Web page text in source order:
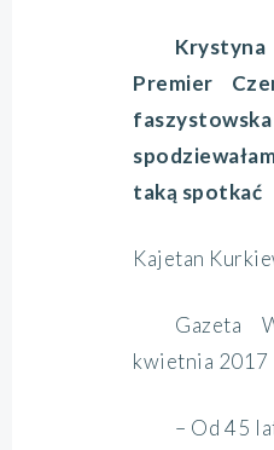
Premier
taką spotkać
Kajetan
Gazeta
kwietnia 2017
– Od 45